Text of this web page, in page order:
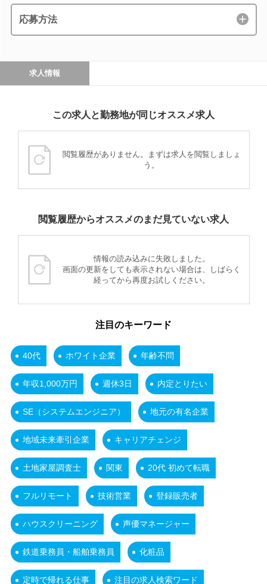
応募方法
求人情報
この求人と勤務地が同じオススメ求人
閲覧履歴がありません。まずは求人を閲覧しましょ
う。
閲覧履歴からオススメのまだ見ていない求人
情報の読み込みに失敗しました。
画面の更新をしても表示されない場合は、しばらく
経ってから再度お試しください。
注目のキーワード
40代 ホワイト企業 年齢不問
年収1,000万円 週休3日 内定とりたい
SE（システムエンジニア） 地元の有名企業
地域未来牽引企業 キャリアチェンジ
土地家屋調査士 関東 20代 初めて転職
フルリモート 技術営業 登録販売者
ハウスクリーニング 声優マネージャー
鉄道乗務員・船舶乗務員 化粧品
定時で帰れる仕事 注目の求人検索ワード